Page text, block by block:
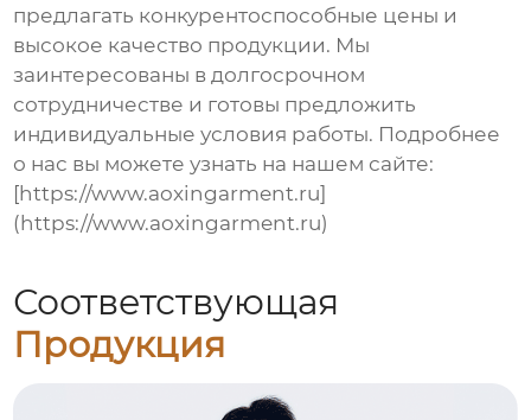
предлагать конкурентоспособные цены и
высокое качество продукции. Мы
заинтересованы в долгосрочном
сотрудничестве и готовы предложить
индивидуальные условия работы. Подробнее
о нас вы можете узнать на нашем сайте:
[https://www.aoxingarment.ru]
(https://www.aoxingarment.ru)
Соответствующая
Продукция